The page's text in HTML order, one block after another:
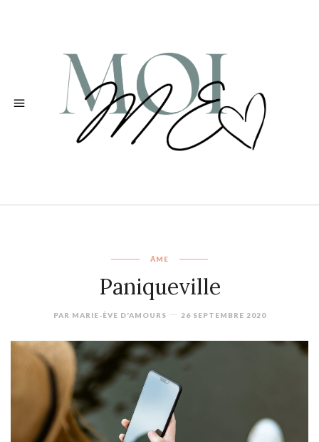
ÂME
Paniqueville
PAR MARIE-ÈVE D'AMOURS 26 SEPTEMBRE 2020